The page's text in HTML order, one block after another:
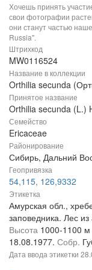
Хочешь принять
свои фотографии
они станут частью
Russia".
Штрихкод
MW0116524
Название в коллекции
Orthilia secunda
Принятое название
Orthilia secunda (L.)
Семейство
Ericaceae
Районирование
Сибирь, Дальний
Геопривязка
54,115, 126,9332
Этикетка
Амурская обл.,
заповедника. Лес
Высота 1000-1100
18.08.1977. Собр.
Дата ввода этикетки